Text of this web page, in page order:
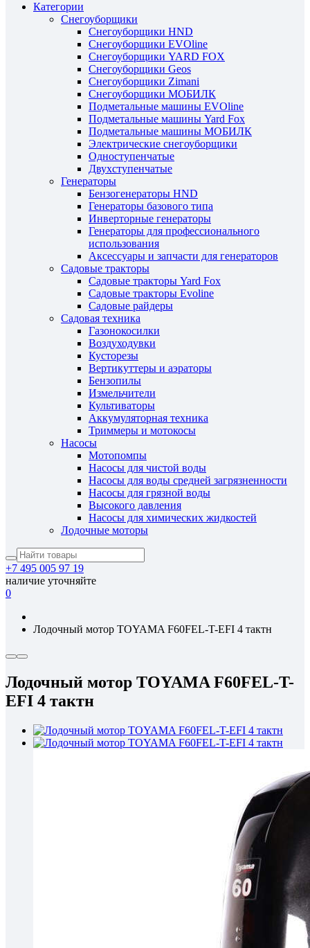
Категории
Снегоуборщики
Снегоуборщики HND
Снегоуборщики EVOline
Снегоуборщики YARD FOX
Снегоуборщики Geos
Снегоуборщики Zimani
Снегоуборщики МОБИЛК
Подметальные машины EVOline
Подметальные машины Yard Fox
Подметальные машины МОБИЛК
Электрические снегоуборщики
Одноступенчатые
Двухступенчатые
Генераторы
Бензогенераторы HND
Генераторы базового типа
Инверторные генераторы
Генераторы для профессионального
использования
Аксессуары и запчасти для генераторов
Садовые тракторы
Садовые тракторы Yard Fox
Садовые тракторы Evoline
Садовые райдеры
Садовая техника
Газонокосилки
Воздуходувки
Кусторезы
Вертикуттеры и аэраторы
Бензопилы
Измельчители
Культиваторы
Аккумуляторная техника
Триммеры и мотокосы
Насосы
Мотопомпы
Насосы для чистой воды
Насосы для воды средней загрязненности
Насосы для грязной воды
Высокого давления
Насосы для химических жидкостей
Лодочные моторы
+7 495 005 97 19
наличие уточняйте
0
Лодочный мотор TOYAMA F60FEL-T-EFI 4 тактн
Лодочный мотор TOYAMA F60FEL-T-
EFI 4 тактн